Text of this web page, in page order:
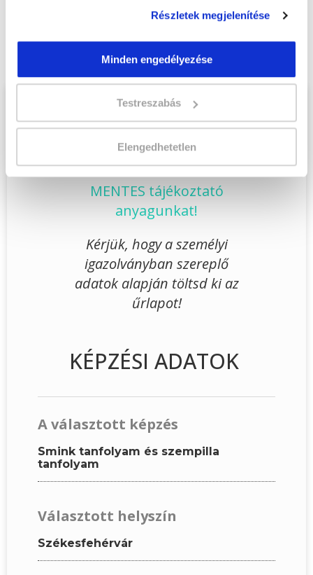
Részletek megjelenítése
Minden engedélyezése
Testreszabás
Elengedhetetlen
Smink tanfolyam és szempilla
tanfolyam - Székesfehérvár
tanfolyamunkat és váltsd valóra az álmaidat!
Töltsd ki adatlapunkat,
hogy eljuttathassuk Hozzád
INGYENES és MINDEN
KÖTELEZETTSÉGTŐL
MENTES tájékoztató
anyagunkat!
Kérjük, hogy a személyi
igazolványban szereplő
adatok alapján töltsd ki az
űrlapot!
KÉPZÉSI ADATOK
A választott képzés
Smink tanfolyam és szempilla
tanfolyam
Választott helyszín
Székesfehérvár